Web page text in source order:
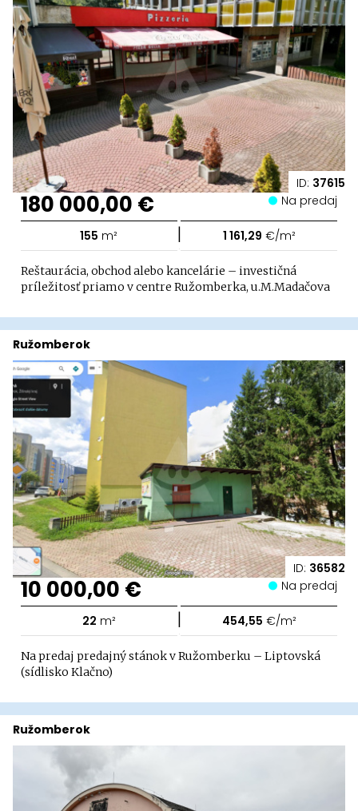
ID: 37615
180 000,00 € Na predaj
155 m² | 1 161,29 €/m²
Reštaurácia, obchod alebo kancelárie – investičná
príležitosť priamo v centre Ružomberka, u.M.Madačova
ID: 36582
Ružomberok
10 000,00 € Na predaj
22 m² | 454,55 €/m²
Na predaj predajný stánok v Ružomberku – Liptovská
(sídlisko Klačno)
Ružomberok